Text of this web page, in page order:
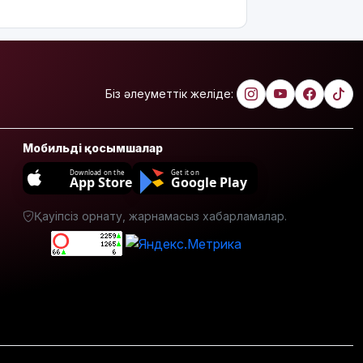
төгіп
жатыр
болмады
Атырауда
балабақша
тәрбиешісінің
бүлдіршінге
күш
қолданғаны
видеоға
Біз әлеуметтік желіде:
Мобильді қосымшалар
Download on the
App Store
Get it on
Google Play
Қауіпсіз орнату, жарнамасыз хабарламалар.